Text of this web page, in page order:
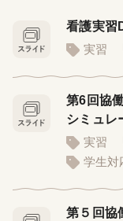
看護実習
実習
第6回協
シミュレ
実習
学生対
第５回協